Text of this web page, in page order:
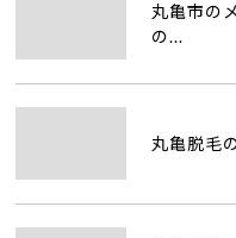
丸亀市の
の...
丸亀脱毛